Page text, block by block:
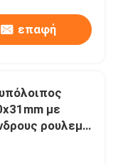
επαφή
με
ρουλεμάν